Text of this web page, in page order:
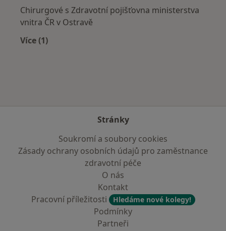
Chirurgové s Zdravotní pojišťovna ministerstva
vnitra ČR v Ostravě
Více (1)
Stránky
Soukromí a soubory cookies
Zásady ochrany osobních údajů pro zaměstnance
zdravotní péče
O nás
Kontakt
Pracovní příležitosti
Hledáme nové kolegy!
Podmínky
Partneři